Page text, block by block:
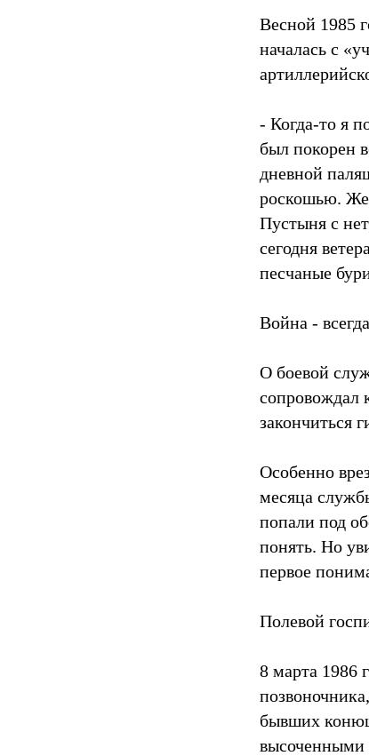
Весной 1985
началась с
- Когда-то я
был покорен
дневной
роскошью.
Пустыня с
сегодня
песчаные
Война -
О боевой
сопровождал
закончиться
Особенно
месяца
попали под
понять. Но
первое
Полевой
8 марта 1986
бывших
высоченными